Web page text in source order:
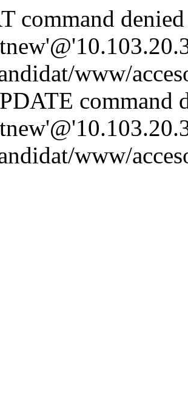
command
www/
command
www/